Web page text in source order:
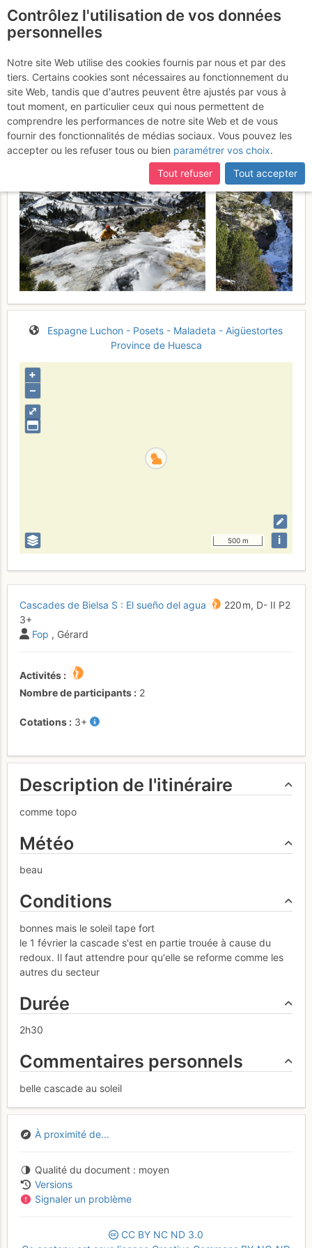
Cascades de Bielsa S :
El sueño del agua
Mercredi 25
janvier 2017
Espagne Luchon - Posets - Maladeta - Aigüestortes
Province de Huesca
⤢
+
–
500 m i
Cascades de Bielsa S : El sueño del agua 220 m, D- II P2
3+
Fop , Gérard
Activités
Nombre de participants
2
Cotations 3+
Description de l'itinéraire
comme topo
Météo
beau
Conditions
bonnes mais le soleil tape fort
le 1 février la cascade s'est en partie trouée à cause du
redoux. Il faut attendre pour qu'elle se reforme comme les
autres du secteur
Durée
2h30
Commentaires personnels
belle cascade au soleil
À proximité de...
Qualité du document
moyen
Versions
Signaler un problème
CC BY NC ND 3.0
Contrôlez l'utilisation de vos données
personnelles
Notre site Web utilise des cookies fournis par nous et par des
tiers. Certains cookies sont nécessaires au fonctionnement du
site Web, tandis que d'autres peuvent être ajustés par vous à
tout moment, en particulier ceux qui nous permettent de
comprendre les performances de notre site Web et de vous
fournir des fonctionnalités de médias sociaux. Vous pouvez les
accepter ou les refuser tous ou bien paramétrer vos choix.
Tout refuser
Tout accepter